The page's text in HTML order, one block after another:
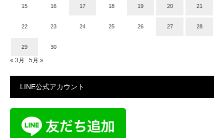
15 16 17 18 19 20 21
22 23 24 25 26 27 28
29 30
« 3月 5月 »
LINE公式アカウント